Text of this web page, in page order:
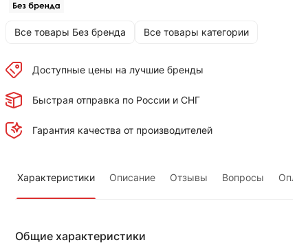
Все товары Без бренда Все товары категории
Доступные цены на лучшие бренды
Быстрая отправка по России и СНГ
Гарантия качества от производителей
Характеристики Описание Отзывы Вопросы
Общие характеристики